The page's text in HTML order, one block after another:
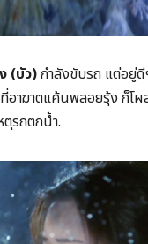
(บัว)กำลังขับรถ แต่อ
ที่อาฆาตแค้นพลอยรุ้ง ก็โผ
ตุรถตกน้ำ.